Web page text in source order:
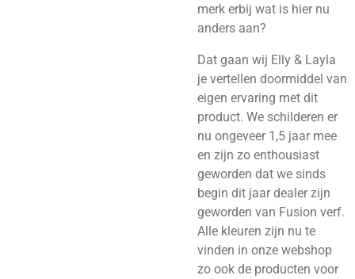
merk erbij wat is hier nu
anders aan?
Dat gaan wij Elly & Layla
je vertellen doormiddel van
eigen ervaring met dit
product. We schilderen er
nu ongeveer 1,5 jaar mee
en zijn zo enthousiast
geworden dat we sinds
begin dit jaar dealer zijn
geworden van Fusion verf.
Alle kleuren zijn nu te
vinden in onze webshop
zo ook de producten voor